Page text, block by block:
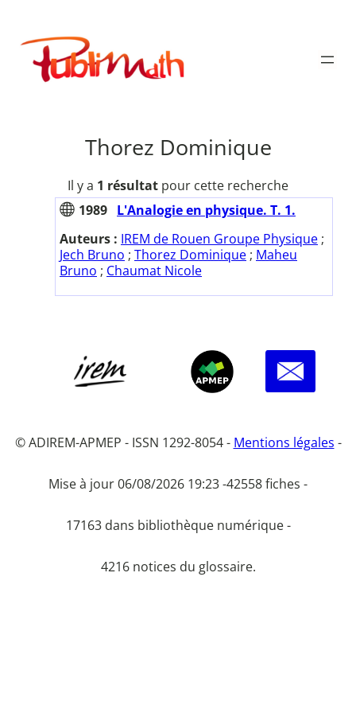
contenu
Publimath
Thorez Dominique
Il y a 1 résultat pour cette recherche
1989 L'Analogie en physique. T. 1.
Auteurs : IREM de Rouen Groupe Physique ;
Jech Bruno ; Thorez Dominique ; Maheu
Bruno ; Chaumat Nicole
© ADIREM-APMEP - ISSN 1292-8054 - Mentions légales -
Mise à jour 06/08/2026 19:23 -42558 fiches -
17163 dans bibliothèque numérique -
4216 notices du glossaire.